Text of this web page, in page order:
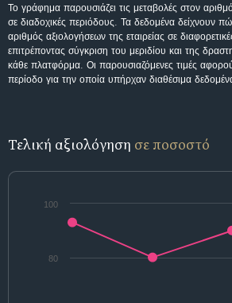
Το γράφημα παρουσιάζει τις μεταβολές στον
σε διαδοχικές περιόδους. Τα δεδομένα δείχνουν
αριθμός αξιολογήσεων της εταιρείας σε
επιτρέποντας σύγκριση του μεριδίου και της
κάθε πλατφόρμα. Οι παρουσιαζόμενες τιμές
περίοδο για την οποία υπήρχαν διαθέσιμα
Τελική αξιολόγηση σε ποσοστό
80
100